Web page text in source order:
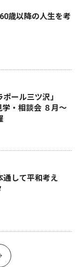
歳以降の人生を考
ポール三ツ沢」
・相談会 ８月〜
して平和考え